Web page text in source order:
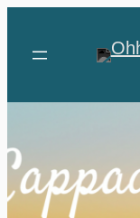
contenu